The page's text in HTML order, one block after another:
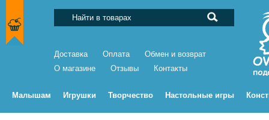
Доставка Оплата
Обмен и возврат
О магазине
Отзывы Контакты
Малышам Игрушки Творчество Настольные игры